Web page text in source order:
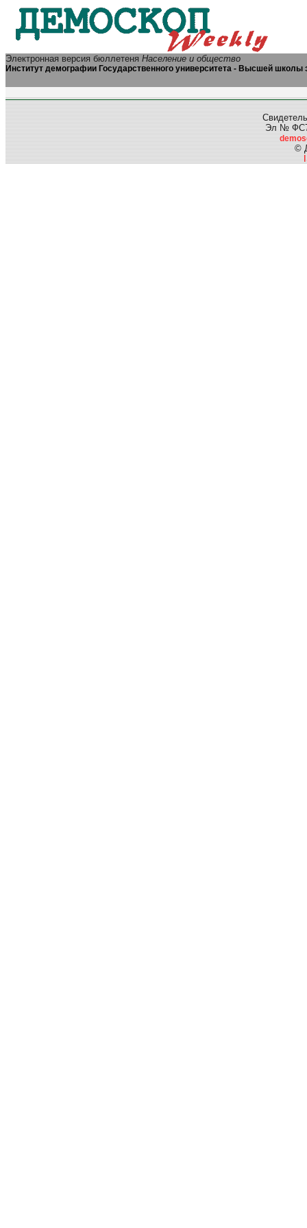
Электронная версия бюллетеня Население и общество
Институт демографии Государственного университета - Высшей школы
Эл №
©